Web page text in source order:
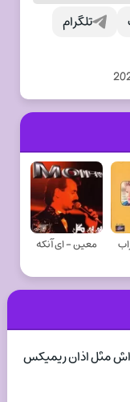
تلگرام
معین - ای آنکه
مثل اذان ریمیکس